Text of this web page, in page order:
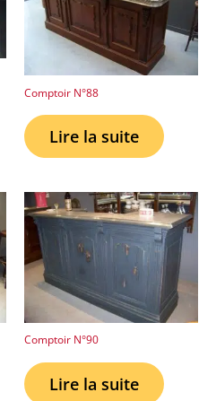
Comptoir N°88
Lire la suite
Comptoir N°90
Lire la suite